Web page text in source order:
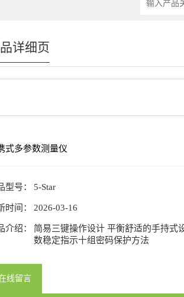
详细页
式多参数测量仪
型号： 5-Star
时间： 2026-03-16
介绍：
简易三键操作设计 平衡舒适的手持式
数稳定指示十组密码保护方法
线留言